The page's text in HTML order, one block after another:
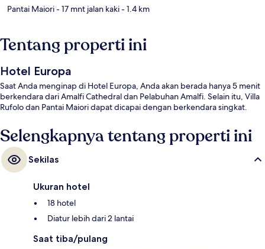
Pantai Maiori- 17 mnt jalan kaki- 1.4 km
Tentang properti ini
Hotel Europa
Saat Anda menginap di Hotel Europa, Anda akan berada hanya 5 menit
berkendara dari Amalfi Cathedral dan Pelabuhan Amalfi. Selain itu, Villa
Rufolo dan Pantai Maiori dapat dicapai dengan berkendara singkat.
Selengkapnya tentang properti ini
Sekilas
Ukuran hotel
18 hotel
Diatur lebih dari 2 lantai
Saat tiba/pulang